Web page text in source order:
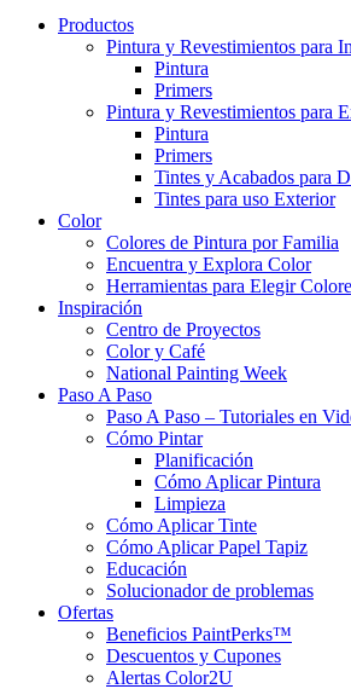
Productos
Pintura y Revestimientos para
Pintura
Primers
Pintura y Revestimientos para
Pintura
Primers
Tintes y Acabados para
Tintes para uso Exterior
Color
Colores de Pintura por Familia
Encuentra y Explora Color
Herramientas para Elegir
Inspiración
Centro de Proyectos
Color y Café
National Painting Week
Paso A Paso
Paso A Paso – Tutoriales en
Cómo Pintar
Planificación
Cómo Aplicar Pintura
Limpieza
Cómo Aplicar Tinte
Cómo Aplicar Papel Tapiz
Educación
Solucionador de problemas
Ofertas
Beneficios PaintPerks™
Descuentos y Cupones
Alertas Color2U